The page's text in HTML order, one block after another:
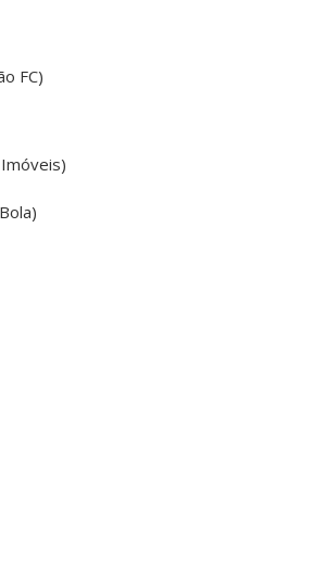
FC)